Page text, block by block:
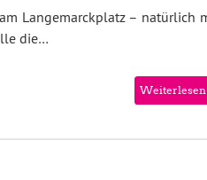
Langemarckplatz – natürlich
die…
Weiterlesen